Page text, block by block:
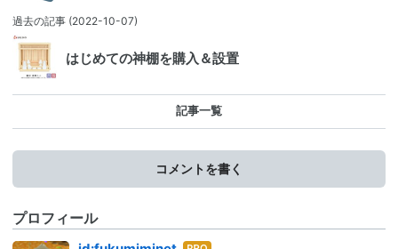
過去の記事 (2022-10-07)
はじめての神棚を購入＆設置
記事一覧
コメントを書く
プロフィール